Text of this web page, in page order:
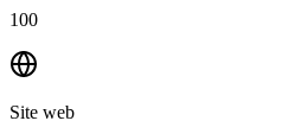
100
Site web